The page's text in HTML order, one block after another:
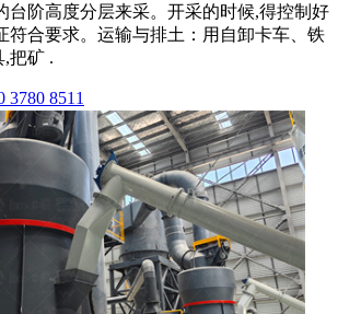
台阶高度分层来采。开采的时候,得控制好
符合要求。运输与排土：用自卸卡车、铁
,把矿 .
3780 8511